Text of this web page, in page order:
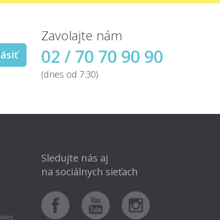
Zavolajte nám
02 / 70 70 90 90
(dnes od 7:30)
Sledujte nás aj
na sociálnych sieťach